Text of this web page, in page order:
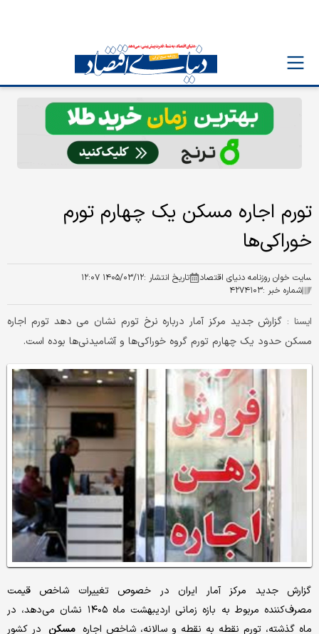
تورم اجاره مسکن یک چهارم تورم
خوراکی‌ها
سایت خوان روزنامه دنیای اقتصاد تاریخ انتشار :۱۴۰۵/۰۳/۱۲ ۱۲:۰۷
شماره خبر :۴۲۷۴۱۰۳
ايسنا : گزارش جدید مرکز آمار درباره نرخ تورم نشان می دهد تورم اجاره
مسکن حدود یک چهارم تورم گروه خوراکی‌ها و آشامیدنی‌ها بوده است.
گزارش جدید مرکز آمار ایران در خصوص تغییرات شاخص قیمت
مصرف‌کننده مربوط به بازه زمانی اردیبهشت ماه ۱۴۰۵ نشان می‌دهد، در
ماه گذشته، تورم نقطه به نقطه و سالانه، شاخص اجاره‌ مسکن در کشور